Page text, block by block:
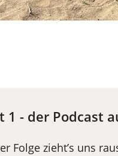
1 - der Podcast
Folge zieht’s uns